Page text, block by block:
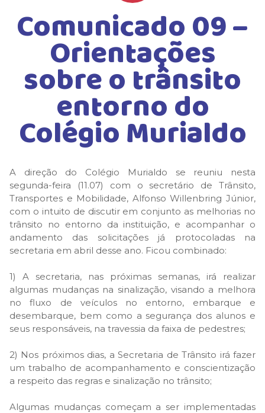
CALENDÁRIO ESCOLAR 2026
GUIA DA FAMÍLIA
BOLETOS BANCÁRIOS
Comunicado 09 –
Orientações
sobre o trânsito
entorno do
Colégio Murialdo
A direção do Colégio Murialdo se reuniu nesta
segunda-feira (11.07) com o secretário de Trânsito,
Transportes e Mobilidade, Alfonso Willenbring Júnior,
com o intuito de discutir em conjunto as melhorias no
trânsito no entorno da instituição, e acompanhar o
andamento das solicitações já protocoladas na
secretaria em abril desse ano. Ficou combinado:
1) A secretaria, nas próximas semanas, irá realizar
algumas mudanças na sinalização, visando a melhora
no fluxo de veículos no entorno, embarque e
desembarque, bem como a segurança dos alunos e
seus responsáveis, na travessia da faixa de pedestres;
2) Nos próximos dias, a Secretaria de Trânsito irá fazer
um trabalho de acompanhamento e conscientização
a respeito das regras e sinalização no trânsito;
Algumas mudanças começam a ser implementadas